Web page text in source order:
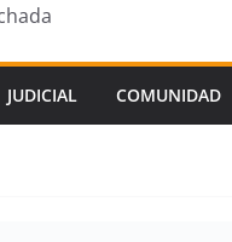
JUDICIAL COMUNIDAD